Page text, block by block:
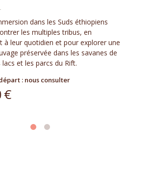
dans les Suds éthiopiens
les multiples tribus, en
à leur quotidien et pour explorer une
préservée dans les savanes de
lacs et les parcs du Rift.
: nous consulter
€